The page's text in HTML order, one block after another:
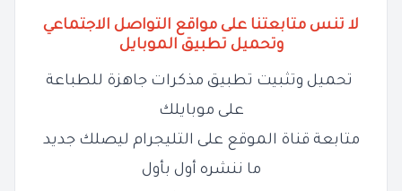
لا تنس متابعتنا على مواقع التواصل الاجتماعي
وتحميل تطبيق الموبايل
تحميل وتثبيت تطبيق مذكرات جاهزة للطباعة
على موبايلك
متابعة قناة الموقع على التليجرام ليصلك جديد
ما ننشره أول بأول